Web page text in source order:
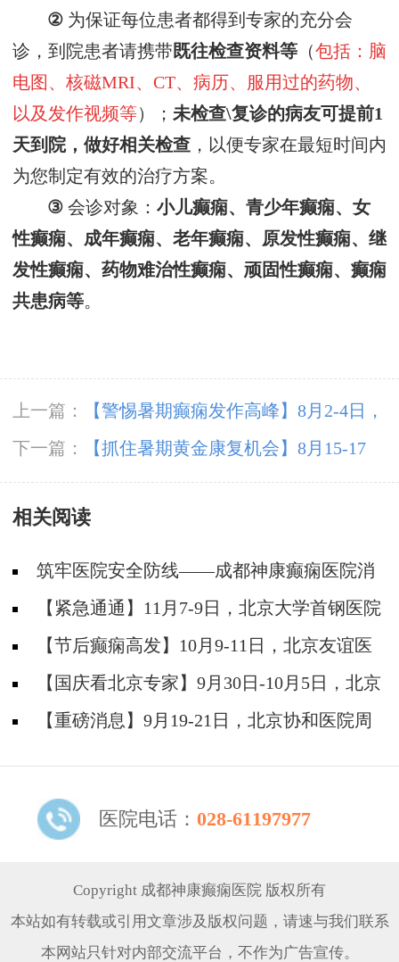
② 为保证每位患者都得到专家的充分会
诊， 到院患者请携带既往检查资料等 （包括：脑
电图、核磁MRI、CT、病历、服用过的药物、
以及发作视频等） ； 未检查\复诊的病友可提前1
天到院，做好相关检查 ，以便专家在最短时间内
为您制定有效的治疗方案。
③会诊对象：小儿癫痫、青少年癫痫、女
性癫痫、成年癫痫、老年癫痫、原发性癫痫、继
发性癫痫、药物难治性癫痫、顽固性癫痫、癫痫
共患病等。
上一篇：
【警惕暑期癫痫发作高峰】8月2-4日，
北京专家领衔多学科会诊，助力患者暑期癫痫攻
坚
下一篇：
【抓住暑期黄金康复机会】8月15-17
日，首都医科大学附属北京天坛医院杨涛博士空
降成都会诊，速约！
相关阅读
筑牢医院安全防线——成都神康癫痫医院消
防安全培训纪实
【紧急通通】11月7-9日，北京大学首钢医院
神经内科胡颖教授亲临成都会诊，破解癫痫疑难
【节后癫痫高发】10月9-11日，北京友谊医
院陈葵博士免费会诊+治疗援助，破解癫痫难
题！
【国庆看北京专家】9月30日-10月5日，北京
天坛&首钢医院两大专家蓉城亲诊+癫痫大额救
【重磅消息】9月19-21日，北京协和医院周
医院电话： 028-61197977
Copyright 成都神康癫痫医院 版权所有
本站如有转载或引用文章涉及版权问题，请速与我们联系
本网站只针对内部交流平台，不作为广告宣传。